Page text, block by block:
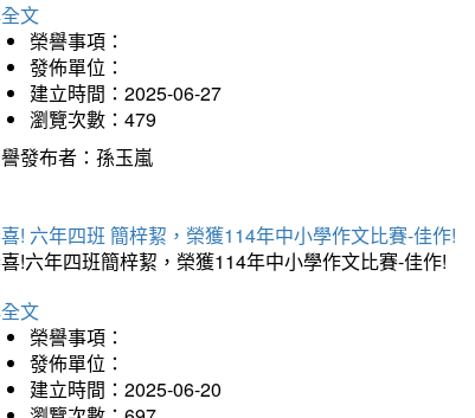
文
榮譽事項：
發佈單位：
建立時間：2025-06-27
瀏覽次數：479
發布者：孫玉嵐
! 六年四班 簡梓絜，榮獲114年中小學作文比賽-佳作!
!六年四班簡梓絜，榮獲114年中小學作文比賽-佳作!
文
榮譽事項：
發佈單位：
建立時間：2025-06-20